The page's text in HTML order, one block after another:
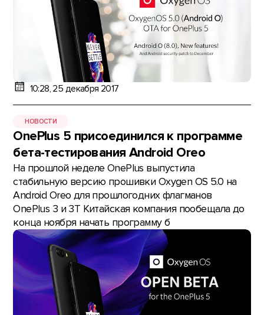
10:28, 25 декабря 2017
НОВОСТИ
OnePlus 5 присоединился к программе
бета-тестирования Android Oreo
На прошлой неделе OnePlus выпустила
стабильную версию прошивки Oxygen OS 5.0 на
Android Oreo для прошлогодних флагманов
OnePlus 3 и 3Т Китайская компания пообещала до
конца ноября начать программу б